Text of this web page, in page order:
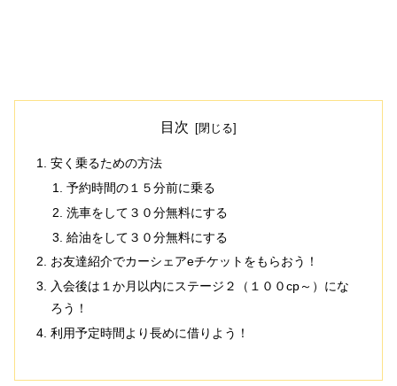
目次
安く乗るための方法
予約時間の１５分前に乗る
洗車をして３０分無料にする
給油をして３０分無料にする
お友達紹介でカーシェアeチケットをもらおう！
入会後は１か月以内にステージ２（１００cp～）にな
ろう！
利用予定時間より長めに借りよう！